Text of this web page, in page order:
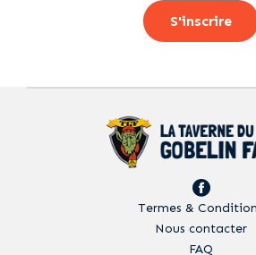
S'inscrire
Termes &
Nous contacter
FAQ